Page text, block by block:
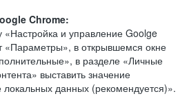
Chrome:
«Настройка и управление Goolge
«Параметры», в открывшемся окне
в разделе «Личные
выставить значение
данных (рекомендуется)».